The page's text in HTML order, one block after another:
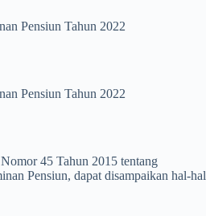
Pensiun Tahun 2022
Pensiun Tahun 2022
45 Tahun 2015 tentang
Pensiun, dapat disampaikan hal-hal